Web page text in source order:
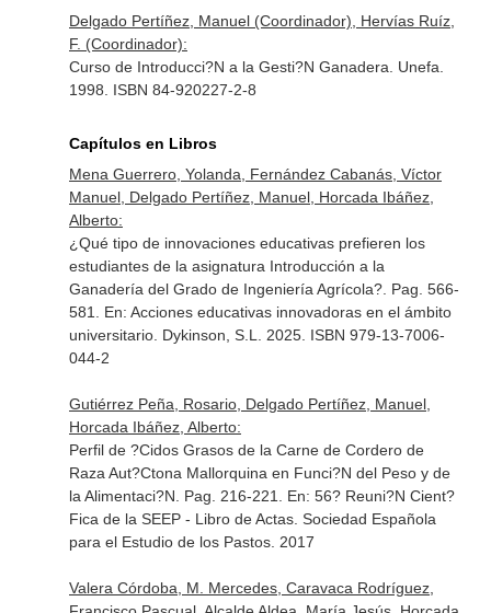
Delgado Pertíñez, Manuel (Coordinador), Hervías Ruíz,
F. (Coordinador):
Curso de Introducci?N a la Gesti?N Ganadera. Unefa.
1998. ISBN 84-920227-2-8
Capítulos en Libros
Mena Guerrero, Yolanda, Fernández Cabanás, Víctor
Manuel, Delgado Pertíñez, Manuel, Horcada Ibáñez,
Alberto:
¿Qué tipo de innovaciones educativas prefieren los
estudiantes de la asignatura Introducción a la
Ganadería del Grado de Ingeniería Agrícola?. Pag. 566-
581. En: Acciones educativas innovadoras en el ámbito
universitario. Dykinson, S.L. 2025. ISBN 979-13-7006-
044-2
Gutiérrez Peña, Rosario, Delgado Pertíñez, Manuel,
Horcada Ibáñez, Alberto:
Perfil de ?Cidos Grasos de la Carne de Cordero de
Raza Aut?Ctona Mallorquina en Funci?N del Peso y de
la Alimentaci?N. Pag. 216-221. En: 56? Reuni?N Cient?
Fica de la SEEP - Libro de Actas. Sociedad Española
para el Estudio de los Pastos. 2017
Valera Córdoba, M. Mercedes, Caravaca Rodríguez,